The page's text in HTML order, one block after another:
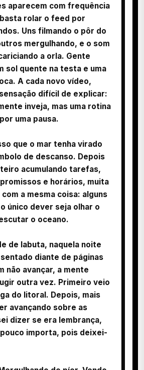
aparecem com frequência
rolar o feed por
Uns filmando o pôr do
mergulhando, e o som
a orla. Gente
sol quente na testa e uma
A cada novo vídeo,
difícil de explicar:
inveja, mas uma rotina
uma pausa.
que o mar tenha virado
de descanso. Depois
acumulando tarefas,
e horários, muita
a mesma coisa: alguns
único dever seja olhar o
o oceano.
de labuta, naquela noite
diante de páginas
não avançar, a mente
outra vez. Primeiro veio
do litoral. Depois, mais
avançando sobre as
dizer se era lembrança,
importa, pois deixei-